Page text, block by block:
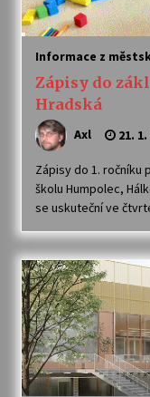
Informace z
Zápisy do
Hradská
Axl 21. 1.
Zápisy do 1. ročníku
školu Humpolec,
se uskuteční ve